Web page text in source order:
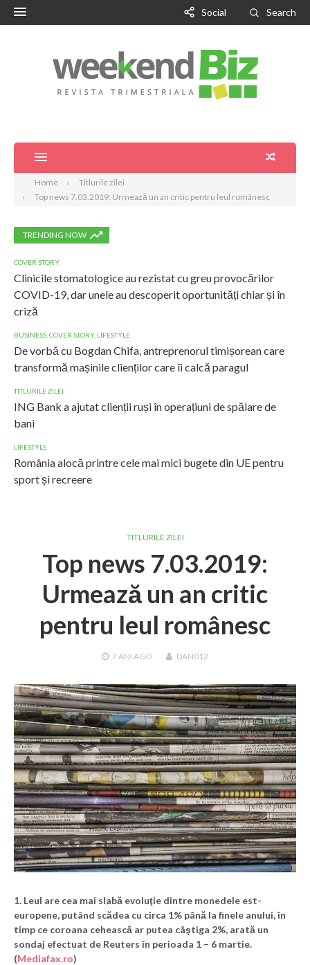
Social Search
Home
Titlurile zilei
Top news 7.03.2019: Urmează un an critic pentru leul românesc
TRENDING NOW
COVER STORY
Clinicile stomatologice au rezistat cu greu provocărilor
COVID-19, dar unele au descoperit oportunități chiar și în
criză
BUSINESS COVER STORY, LIFESTYLE
De vorbă cu Bogdan Chifa, antreprenorul timișorean care
transformă mașinile clienților care îi calcă paragul
TITLURILE ZILEI
ING Bank a ajutat clienții ruși în operațiuni de spălare de
bani
LIFESTYLE
România alocă printre cele mai mici bugete din UE pentru
sport și recreere
TITLURILE ZILEI
Top news 7.03.2019:
Urmează un an critic
pentru leul românesc
7 ANI AGO DAN012
1. Leul are cea mai slabă evoluţie dintre monedele est-
europene, putând scădea cu circa 1% până la finele anului, în
timp ce coroana cehească ar putea câştiga 2%, arată un
sondaj efectuat de Reuters în perioada 1 – 6 martie.
(Mediafax.ro)